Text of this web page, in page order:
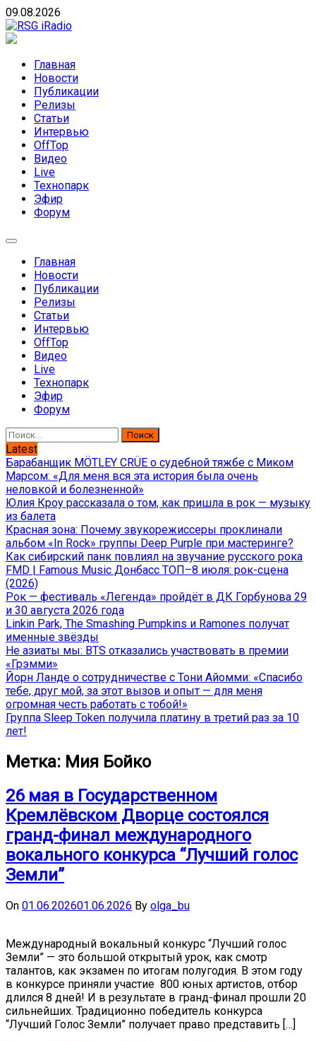
Skip
to
content
09.08.2026
направлений без возрастных ограничений
Главная
Новости
Публикации
Релизы
Статьи
Интервью
OffTop
Видео
Live
Технопарк
Эфир
Форум
Главная
Новости
Публикации
Релизы
Статьи
Интервью
OffTop
Видео
Live
Технопарк
Эфир
Форум
Найти:
Latest
Барабанщик MÖTLEY CRÜE о судебной тяжбе с Миком
Марсом: «Для меня вся эта история была очень
неловкой и болезненной»
Юлия Кроу рассказала о том, как пришла в рок — музыку
из балета
Красная зона: Почему звукорежиссеры проклинали
альбом «In Rock» группы Deep Purple при мастеринге?
Как сибирский панк повлиял на звучание русского рока
FMD | Famous Music Донбасс ТОП–8 июля: рок-сцена
(2026)
Рок — фестиваль «Легенда» пройдёт в ДК Горбунова 29
и 30 августа 2026 года
Linkin Park, The Smashing Pumpkins и Ramones получат
именные звёзды
Не азиаты мы: BTS отказались участвовать в премии
«Грэмми»
Йорн Ланде о сотрудничестве с Тони Айомми: «Спасибо
тебе, друг мой, за этот вызов и опыт — для меня
огромная честь работать с тобой!»
Группа Sleep Token получила платину в третий раз за 10
лет!
Метка: Мия Бойко
26 мая в Государственном
Кремлёвском Дворце состоялся
гранд-финал международного
вокального конкурса “Лучший голос
Земли”
On 01.06.202601.06.2026 By olga_bu
Международный вокальный конкурс “Лучший голос
Земли” — это большой открытый урок, как смотр
талантов, как экзамен по итогам полугодия. В этом году
в конкурсе приняли участие 800 юных артистов, отбор
длился 8 дней! И в результате в гранд-финал прошли 20
сильнейших. Традиционно победитель конкурса
“Лучший Голос Земли” получает право представить […]